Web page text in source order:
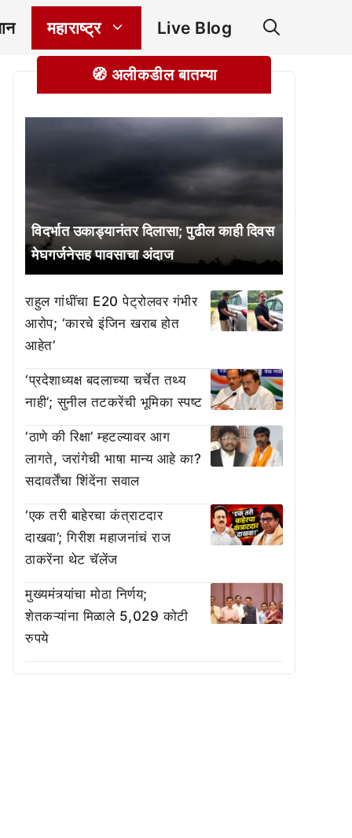
महाराष्ट्र Live Blog
🧭 अलीकडील बातम्या
विदर्भात उकाड्यानंतर दिलासा; पुढील काही दिवस
मेघगर्जनेसह पावसाचा अंदाज
राहुल गांधींचा E20 पेट्रोलवर गंभीर
आरोप; ‘कारचे इंजिन खराब होत
आहेत’
‘प्रदेशाध्यक्ष बदलाच्या चर्चेत तथ्य
नाही’; सुनील तटकरेंची भूमिका स्पष्ट
‘ठाणे की रिक्षा’ म्हटल्यावर आग
लागते, जरांगेची भाषा मान्य आहे का?
सदावर्तेंचा शिंदेंना सवाल
‘एक तरी बाहेरचा कंत्राटदार
दाखवा’; गिरीश महाजनांचं राज
ठाकरेंना थेट चॅलेंज
मुख्यमंत्र्यांचा मोठा निर्णय;
शेतकऱ्यांना मिळाले 5,029 कोटी
रुपये